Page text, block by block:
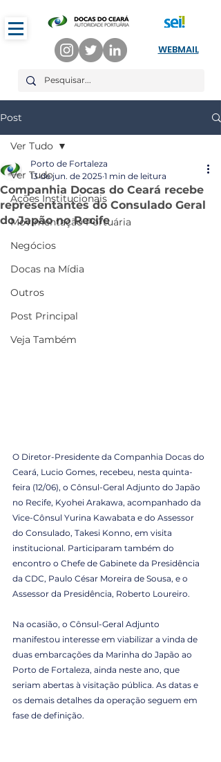
WEBMAIL
Post
Ver Tudo
Ações Institucionais
Movimentação Portuária
Negócios
Docas na Mídia
Outros
Post Principal
Veja Também
Ver Tudo
Companhia Docas do Ceará recebe
representantes do Consulado Geral
do Japão no Recife
Porto de Fortaleza
13 de jun. de 2025 1 min de leitura
O Diretor-Presidente da Companhia Docas do
Ceará, Lucio Gomes, recebeu, nesta quinta-
feira (12/06), o Cônsul-Geral Adjunto do Japão
no Recife, Kyohei Arakawa, acompanhado da
Vice-Cônsul Yurina Kawabata e do Assessor
do Consulado, Takesi Konno, em visita
institucional. Participaram também do
encontro o Chefe de Gabinete da Presidência
da CDC, Paulo César Moreira de Sousa, e o
Assessor da Presidência, Roberto Loureiro.
Na ocasião, o Cônsul-Geral Adjunto
manifestou interesse em viabilizar a vinda de
duas embarcações da Marinha do Japão ao
Porto de Fortaleza, ainda neste ano, que
seriam abertas à visitação pública. As datas e
os demais detalhes da operação seguem em
fase de definição.